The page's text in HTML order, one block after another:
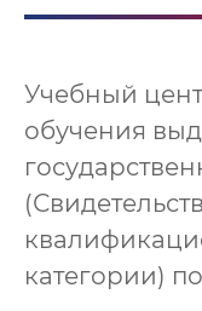
Учебный
обучения
категории)